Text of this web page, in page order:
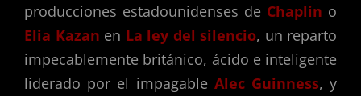
producciones estadounidenses de Chaplin o
Elia Kazan en La ley del silencio, un reparto
impecablemente británico, ácido e inteligente
liderado por el impagableAlec Guinness, y